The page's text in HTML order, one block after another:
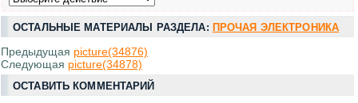
ОСТАЛЬНЫЕ МАТЕРИАЛЫ РАЗДЕЛА: ПРОЧАЯ ЭЛЕКТРОНИКА
Предыдущая picture(34876)
Следующая picture(34878)
ОСТАВИТЬ КОММЕНТАРИЙ